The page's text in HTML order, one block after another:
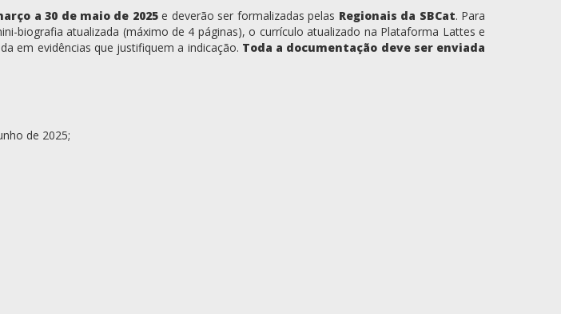
a 30 de maio de 2025e deverão ser formalizadas pelas Regionais da SBCat. Para
biografia atualizada (máximo de 4 páginas), o currículo atualizado na Plataforma Lattes e
em evidências que justifiquem a indicação. Toda a documentação deve ser enviada
de 2025;